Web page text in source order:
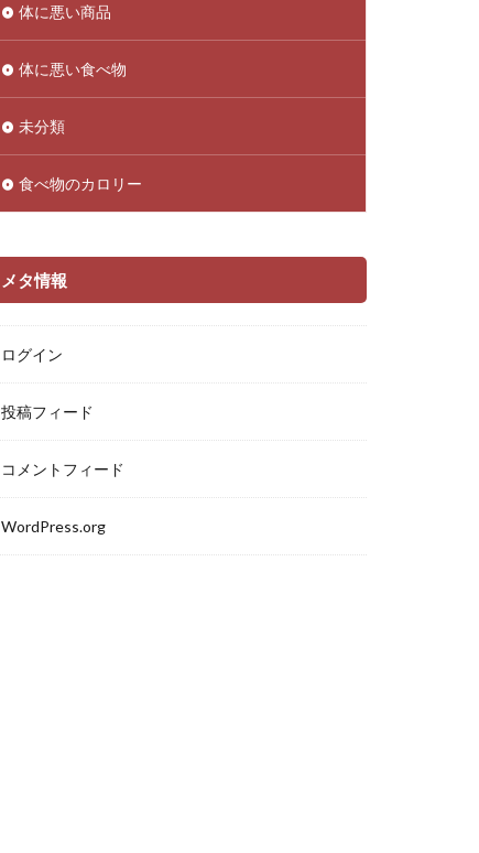
体に悪い商品
体に悪い食べ物
未分類
食べ物のカロリー
メタ情報
ログイン
投稿フィード
コメントフィード
WordPress.org